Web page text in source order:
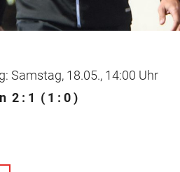
Samstag, 18.05., 14:00 Uhr
2 : 1 ( 1 : 0 )